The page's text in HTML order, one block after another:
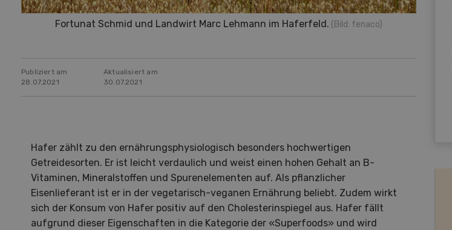
Fortunat Schmid und Landwirt Marc Lehmann im Haferfeld. (Bild: fenaco)
Publiziert am
28.07.2021
Aktualisiert am
30.07.2021
Hafer zählt zu den ernährungsphysiologisch besonders hochwertigen
Getreidesorten. Er ist leicht verdaulich und weist einen hohen Gehalt an B-
Vitaminen, Mineralstoffen und Spurenelementen auf. Als pflanzlicher
Eisenlieferant ist er in der vegetarisch-veganen Ernährung beliebt. Zudem wirkt
sich der Konsum von Hafer positiv auf den Cholesterinspiegel aus. Hafer fällt
aufgrund dieser Eigenschaften in die Kategorie der «Superfoods» und wird